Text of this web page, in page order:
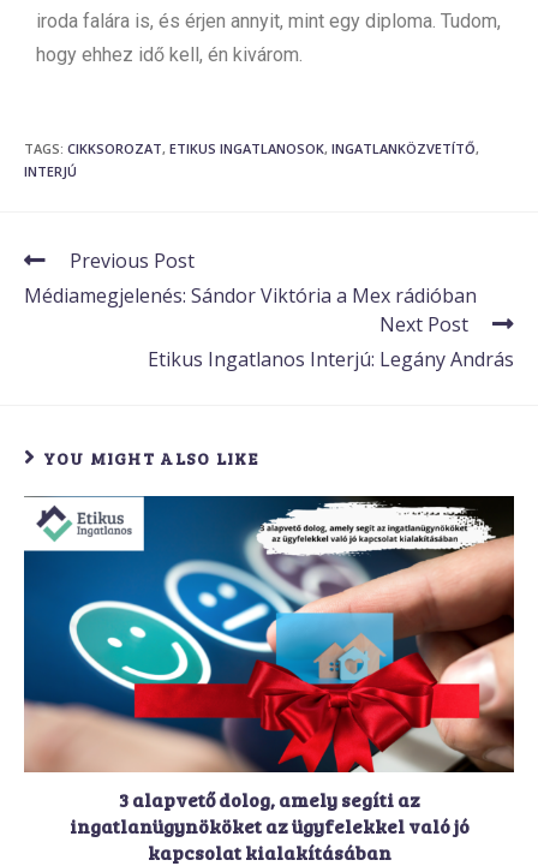
iroda falára is, és érjen annyit, mint egy diploma. Tudom,
hogy ehhez idő kell, én kivárom.
TAGS: CIKKSOROZAT, ETIKUS INGATLANOSOK, INGATLANKÖZVETÍTŐ,
INTERJÚ
Previous Post
Médiamegjelenés: Sándor Viktória a Mex rádióban
Next Post
Etikus Ingatlanos Interjú: Legány András
YOU MIGHT ALSO LIKE
3 alapvető dolog, amely segíti az
ingatlanügynököket az ügyfelekkel való jó
kapcsolat kialakításában